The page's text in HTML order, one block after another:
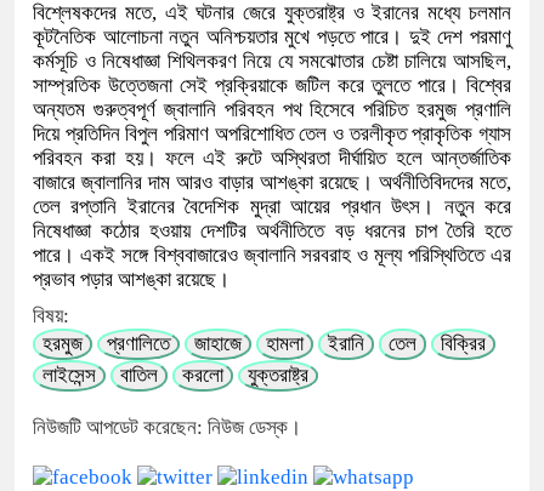
বিশ্লেষকদের মতে, এই ঘটনার জেরে যুক্তরাষ্ট্র ও ইরানের মধ্যে চলমান
কূটনৈতিক আলোচনা নতুন অনিশ্চয়তার মুখে পড়তে পারে। দুই দেশ পরমাণু
কর্মসূচি ও নিষেধাজ্ঞা শিথিলকরণ নিয়ে যে সমঝোতার চেষ্টা চালিয়ে আসছিল,
সাম্প্রতিক উত্তেজনা সেই প্রক্রিয়াকে জটিল করে তুলতে পারে। বিশ্বের
অন্যতম গুরুত্বপূর্ণ জ্বালানি পরিবহন পথ হিসেবে পরিচিত হরমুজ প্রণালি
দিয়ে প্রতিদিন বিপুল পরিমাণ অপরিশোধিত তেল ও তরলীকৃত প্রাকৃতিক গ্যাস
পরিবহন করা হয়। ফলে এই রুটে অস্থিরতা দীর্ঘায়িত হলে আন্তর্জাতিক
বাজারে জ্বালানির দাম আরও বাড়ার আশঙ্কা রয়েছে। অর্থনীতিবিদদের মতে,
তেল রপ্তানি ইরানের বৈদেশিক মুদ্রা আয়ের প্রধান উৎস। নতুন করে
নিষেধাজ্ঞা কঠোর হওয়ায় দেশটির অর্থনীতিতে বড় ধরনের চাপ তৈরি হতে
পারে। একই সঙ্গে বিশ্ববাজারেও জ্বালানি সরবরাহ ও মূল্য পরিস্থিতিতে এর
প্রভাব পড়ার আশঙ্কা রয়েছে।
বিষয়:
হরমুজ
প্রণালিতে জাহাজে হামলা ইরানি তেল
বিক্রির
লাইসেন্স
বাতিল করলো যুক্তরাষ্ট্র
নিউজটি আপডেট করেছেন: নিউজ ডেস্ক।